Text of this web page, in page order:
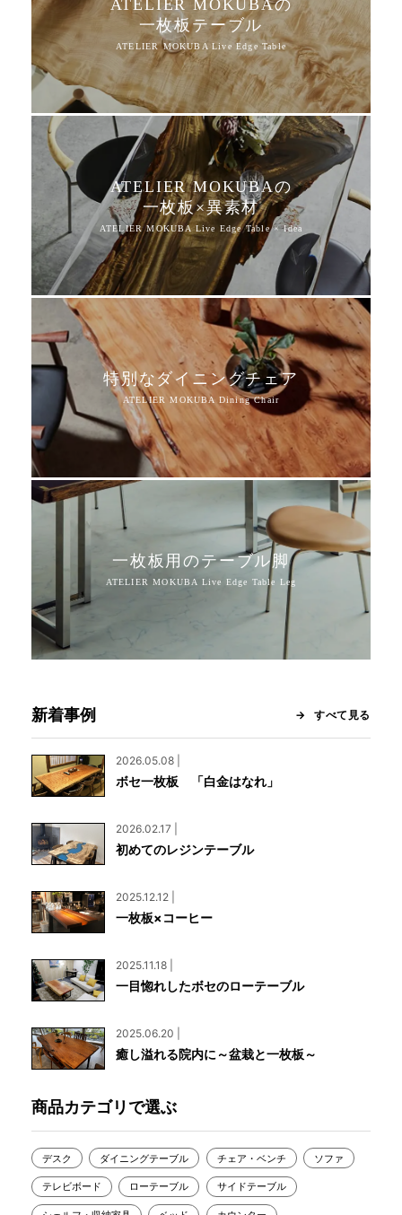
ATELIER MOKUBAの
一枚板テーブル
ATELIER MOKUBAの
一枚板×異素材
特別なダイニングチェア
一枚板用のテーブル脚
新着事例 すべて見る
2026.05.08 |
ボセ一枚板 「白金はなれ」
2026.02.17 |
初めてのレジンテーブル
2025.12.12 |
一枚板×コーヒー
2025.11.18 |
一目惚れしたボセのローテーブル
2025.06.20 |
癒し溢れる院内に～盆栽と一枚板～
商品カテゴリで選ぶ
デスク ダイニングテーブル チェア・ベンチ ソファ
テレビボード ローテーブル サイドテーブル